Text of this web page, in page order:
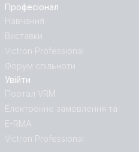
Професіонал
Навчання
Виставки
Victron Professional
Форум спільноти
Увійти
Портал VRM
Електронне замовлення та
E-RMA
Victron Professional